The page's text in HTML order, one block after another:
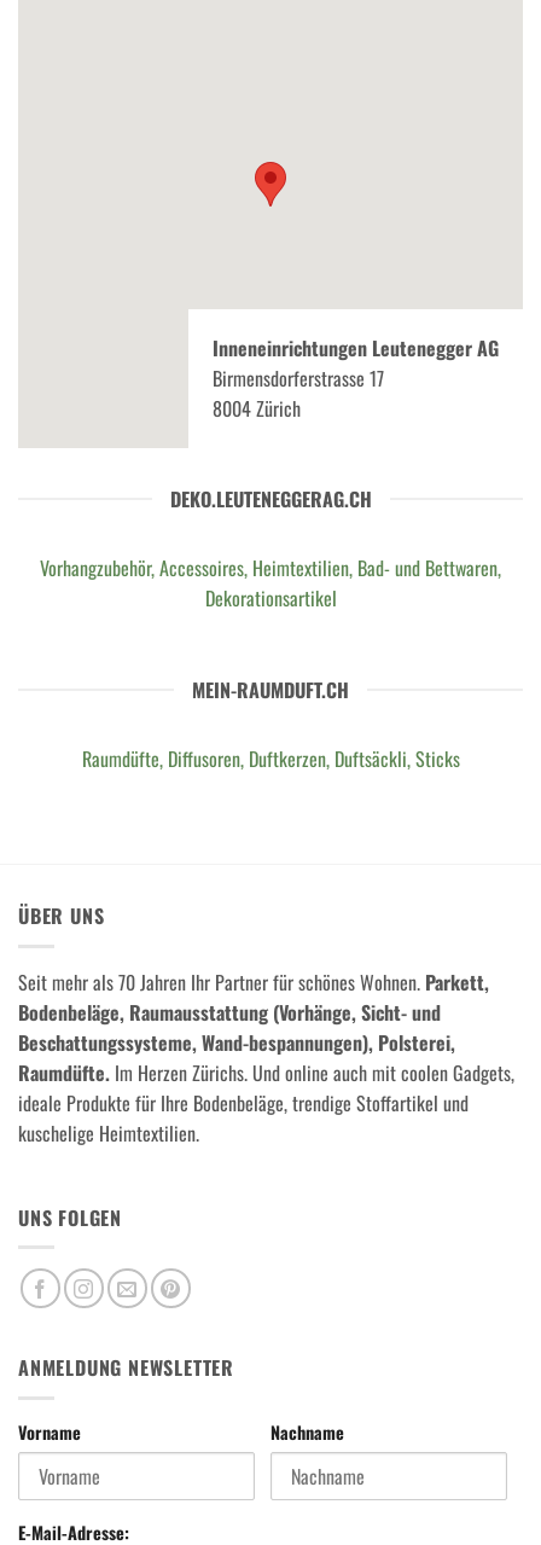
Inneneinrichtungen Leutenegger AG
Birmensdorferstrasse 17
8004 Zürich
DEKO.LEUTENEGGERAG.CH
Vorhangzubehör, Accessoires, Heimtextilien, Bad- und Bettwaren,
Dekorationsartikel
MEIN-RAUMDUFT.CH
Raumdüfte, Diffusoren, Duftkerzen, Duftsäckli, Sticks
ÜBER UNS
Seit mehr als 70 Jahren Ihr Partner für schönes Wohnen. Parkett,
Bodenbeläge, Raumausstattung (Vorhänge, Sicht- und
Beschattungssysteme, Wand-bespannungen), Polsterei,
Raumdüfte. Im Herzen Zürichs. Und online auch mit coolen Gadgets,
ideale Produkte für Ihre Bodenbeläge, trendige Stoffartikel und
kuschelige Heimtextilien.
UNS FOLGEN
ANMELDUNG NEWSLETTER
Vorname Nachname
E-Mail-Adresse: